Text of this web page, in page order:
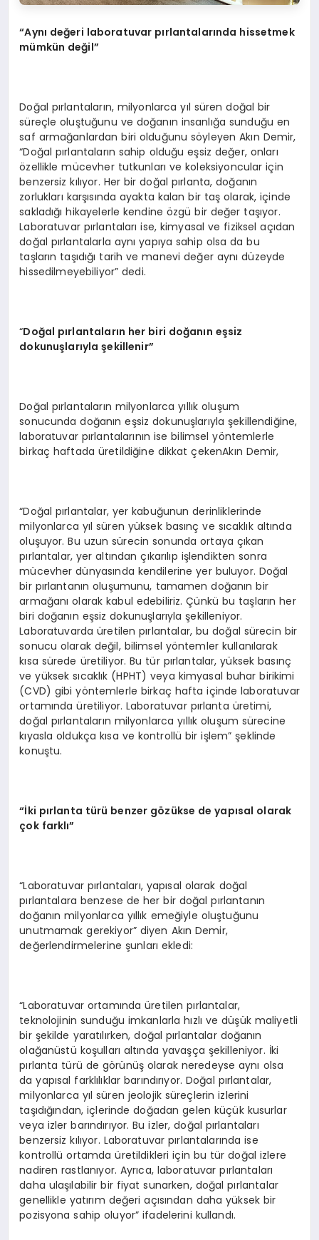
“Aynı değeri laboratuvar pırlantalarında hissetmek
mümkün değil”
Doğal pırlantaların, milyonlarca yıl süren doğal bir
süreçle oluştuğunu ve doğanın insanlığa sunduğu en
saf armağanlardan biri olduğunu söyleyen Akın Demir,
“Doğal pırlantaların sahip olduğu eşsiz değer, onları
özellikle mücevher tutkunları ve koleksiyoncular için
benzersiz kılıyor. Her bir doğal pırlanta, doğanın
zorlukları karşısında ayakta kalan bir taş olarak, içinde
sakladığı hikayelerle kendine özgü bir değer taşıyor.
Laboratuvar pırlantaları ise, kimyasal ve fiziksel açıdan
doğal pırlantalarla aynı yapıya sahip olsa da bu
taşların taşıdığı tarih ve manevi değer aynı düzeyde
hissedilmeyebiliyor” dedi.
“Doğal pırlantaların her biri doğanın eşsiz
dokunuşlarıyla şekillenir”
Doğal pırlantaların milyonlarca yıllık oluşum
sonucunda doğanın eşsiz dokunuşlarıyla şekillendiğine,
laboratuvar pırlantalarının ise bilimsel yöntemlerle
birkaç haftada üretildiğine dikkat çekenAkın Demir,
“Doğal pırlantalar, yer kabuğunun derinliklerinde
milyonlarca yıl süren yüksek basınç ve sıcaklık altında
oluşuyor. Bu uzun sürecin sonunda ortaya çıkan
pırlantalar, yer altından çıkarılıp işlendikten sonra
mücevher dünyasında kendilerine yer buluyor. Doğal
bir pırlantanın oluşumunu, tamamen doğanın bir
armağanı olarak kabul edebiliriz. Çünkü bu taşların her
biri doğanın eşsiz dokunuşlarıyla şekilleniyor.
Laboratuvarda üretilen pırlantalar, bu doğal sürecin bir
sonucu olarak değil, bilimsel yöntemler kullanılarak
kısa sürede üretiliyor. Bu tür pırlantalar, yüksek basınç
ve yüksek sıcaklık (HPHT) veya kimyasal buhar birikimi
(CVD) gibi yöntemlerle birkaç hafta içinde laboratuvar
ortamında üretiliyor. Laboratuvar pırlanta üretimi,
doğal pırlantaların milyonlarca yıllık oluşum sürecine
kıyasla oldukça kısa ve kontrollü bir işlem” şeklinde
konuştu.
“İki pırlanta türü benzer gözükse de yapısal olarak
çok farklı”
“Laboratuvar pırlantaları, yapısal olarak doğal
pırlantalara benzese de her bir doğal pırlantanın
doğanın milyonlarca yıllık emeğiyle oluştuğunu
unutmamak gerekiyor” diyen Akın Demir,
değerlendirmelerine şunları ekledi:
“Laboratuvar ortamında üretilen pırlantalar,
teknolojinin sunduğu imkanlarla hızlı ve düşük maliyetli
bir şekilde yaratılırken, doğal pırlantalar doğanın
olağanüstü koşulları altında yavaşça şekilleniyor. İki
pırlanta türü de görünüş olarak neredeyse aynı olsa
da yapısal farklılıklar barındırıyor. Doğal pırlantalar,
milyonlarca yıl süren jeolojik süreçlerin izlerini
taşıdığından, içlerinde doğadan gelen küçük kusurlar
veya izler barındırıyor. Bu izler, doğal pırlantaları
benzersiz kılıyor. Laboratuvar pırlantalarında ise
kontrollü ortamda üretildikleri için bu tür doğal izlere
nadiren rastlanıyor. Ayrıca, laboratuvar pırlantaları
daha ulaşılabilir bir fiyat sunarken, doğal pırlantalar
genellikle yatırım değeri açısından daha yüksek bir
pozisyona sahip oluyor” ifadelerini kullandı.